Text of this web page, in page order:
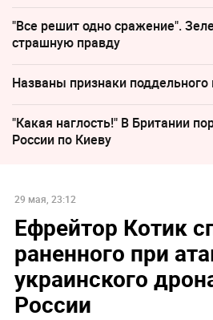
"Все решит одно сражение".
страшную правду
Названы признаки
"Какая наглость!" В Британии
России по Киеву
29 мая, 23:12
Ефрейтор Котик
раненного при
украинского
России